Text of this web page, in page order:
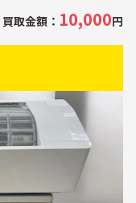
買取金額： 10,000円